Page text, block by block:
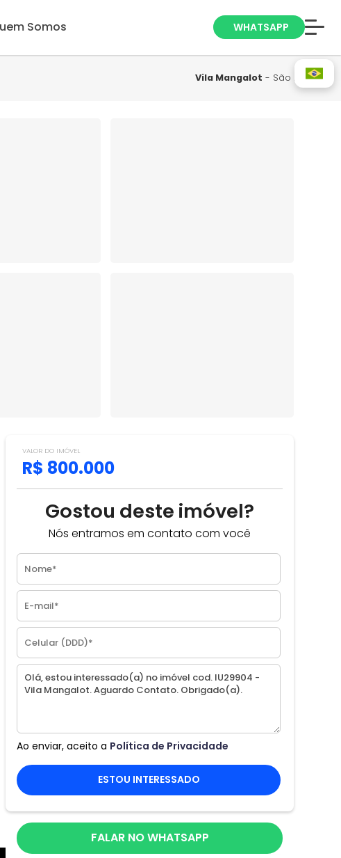
Somos WHATSAPP
Anuncie seu
Imóvel
Trabalhe Conosco
Vila Mangalot - São Paulo
VALOR DO IMÓVEL
R$ 800.000
Gostou deste imóvel?
Nós entramos em contato com você
Ao enviar, aceito a Política de Privacidade
ESTOU INTERESSADO
FALAR NO WHATSAPP